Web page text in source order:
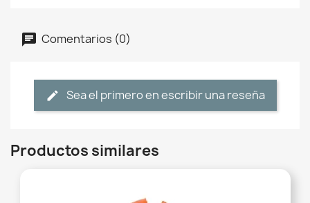
Comentarios (0)
Sea el primero en escribir una reseña
Productos similares